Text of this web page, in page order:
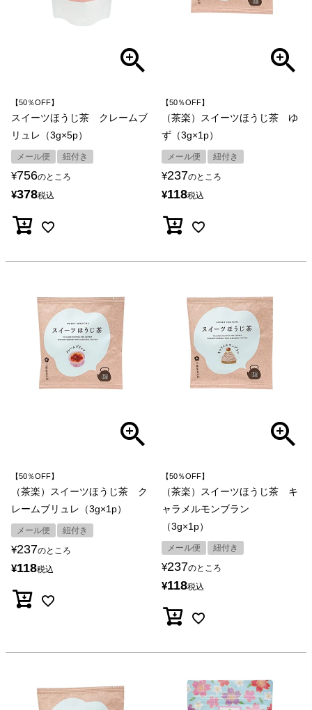
【50％OFF】
スイーツほうじ茶 クレームブ
リュレ（3g×5p）
メール便 紐付き
¥756のところ
¥378税込
【50％OFF】
（茶楽）スイーツほうじ茶 ゆ
ず（3g×1p）
メール便 紐付き
¥237のところ
¥118税込
【50％OFF】
（茶楽）スイーツほうじ茶 ク
レームブリュレ（3g×1p）
メール便 紐付き
¥237のところ
¥118税込
【50％OFF】
（茶楽）スイーツほうじ茶 キ
ャラメルモンブラン
（3g×1p）
メール便 紐付き
¥237のところ
¥118税込